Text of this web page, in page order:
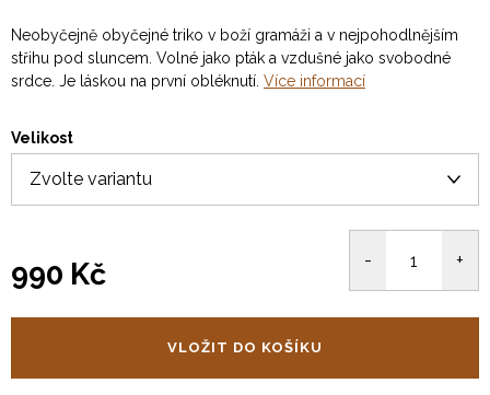
Neobyčejně obyčejné triko v boží gramáži a v nejpohodlnějším
střihu pod sluncem. Volné jako pták a vzdušné jako svobodné
srdce. Je láskou na první obléknutí. Více informací
Velikost
990 Kč
VLOŽIT DO KOŠÍKU